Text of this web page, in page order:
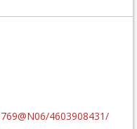
4603908431/